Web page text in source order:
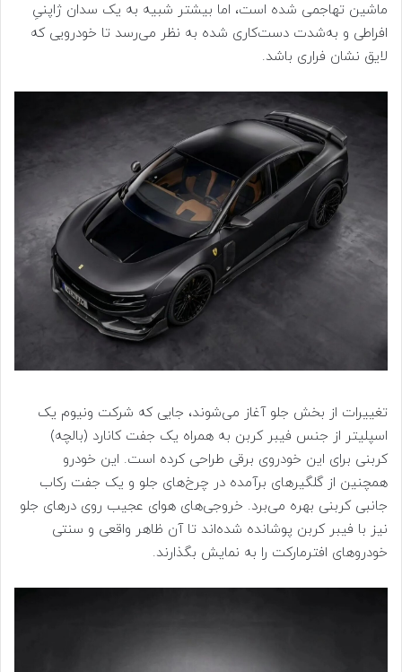
ماشین تهاجمی شده است، اما بیشتر شبیه به یک سدان ژاپنیِ
افراطی و به‌شدت دست‌کاری‌ شده به نظر می‌رسد تا خودرویی که
لایق نشان فراری باشد.
تغییرات از بخش جلو آغاز می‌شوند، جایی که شرکت ونیوم یک
اسپلیتر از جنس فیبر کربن به همراه یک جفت کانارد (بالچه)
کربنی برای این خودروی برقی طراحی کرده است. این خودرو
همچنین از گلگیرهای برآمده در چرخ‌های جلو و یک جفت رکاب
جانبی کربنی بهره می‌برد. خروجی‌های هوای عجیب روی درهای جلو
نیز با فیبر کربن پوشانده شده‌اند تا آن ظاهر واقعی و سنتی
خودروهای افترمارکت را به نمایش بگذارند.